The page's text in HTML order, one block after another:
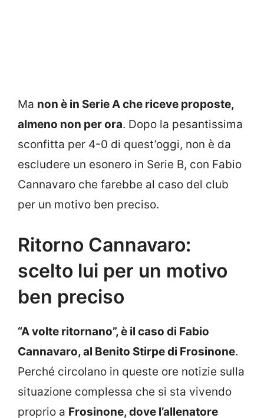
Ma non è in Serie A che riceve proposte,
almeno non per ora. Dopo la pesantissima
sconfitta per 4-0 di quest’oggi, non è da
escludere un esonero in Serie B, con Fabio
Cannavaro che farebbe al caso del club
per un motivo ben preciso.
Ritorno Cannavaro:
scelto lui per un motivo
ben preciso
“A volte ritornano”, è il caso di Fabio
Cannavaro, al Benito Stirpe di Frosinone.
Perché circolano in queste ore notizie sulla
situazione complessa che si sta vivendo
proprio a Frosinone, dove l’allenatore